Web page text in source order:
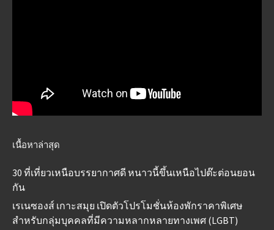
เนื้อหาล่าสุด
30 ที่เที่ยวเหนือบรรยากาศดี หนาวนี้ขึ้นเหนือไปต๊ะต่อนยอน
กัน
เรเนซองส์ เกาะสมุย เปิดตัวโปรโมชั่นห้องพักราคาพิเศษ
สำหรับกลุ่มบุคคลที่มีความหลากหลายทางเพศ (LGBT)